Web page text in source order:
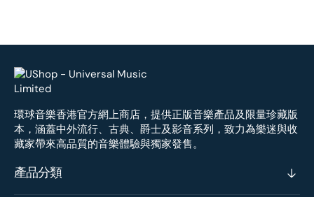
環球音樂香港官方網上商店，提供正版音樂產品及限量珍藏版
本，涵蓋中外流行、古典、爵士及影音系列，致力為樂迷與收
藏家帶來高品質的音樂體驗與獨家發售。
產品分類